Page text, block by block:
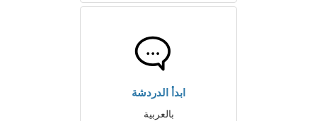
ابدأ الدردشة
بالعربية